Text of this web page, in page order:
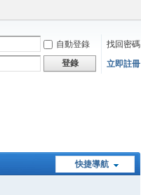
自動登錄
找回密碼
登錄 立即註冊
快捷導航